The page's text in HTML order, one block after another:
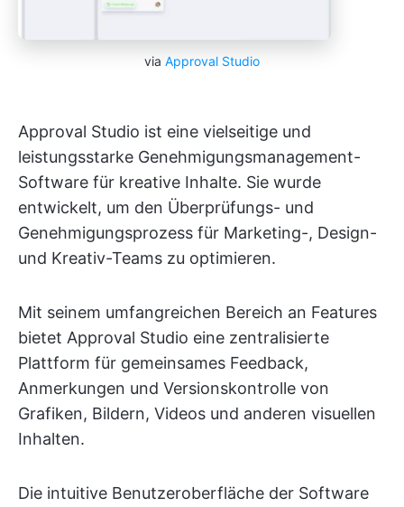
via Approval Studio
Approval Studio ist eine vielseitige und
leistungsstarke Genehmigungsmanagement-
Software für kreative Inhalte. Sie wurde
entwickelt, um den Überprüfungs- und
Genehmigungsprozess für Marketing-, Design-
und Kreativ-Teams zu optimieren.
Mit seinem umfangreichen Bereich an Features
bietet Approval Studio eine zentralisierte
Plattform für gemeinsames Feedback,
Anmerkungen und Versionskontrolle von
Grafiken, Bildern, Videos und anderen visuellen
Inhalten.
Die intuitive Benutzeroberfläche der Software